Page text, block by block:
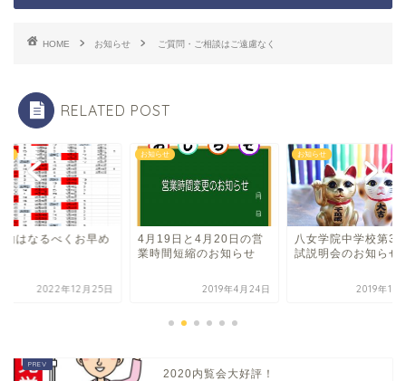
HOME お知らせ ご質問・ご相談はご遠慮なく
RELATED POST
約はなるべくお早め
2022年12月25日
お知らせ
4月19日と4月20日の営
業時間短縮のお知らせ
2019年4月24日
お知らせ
八女学院中学校第3
試説明会のお知らせ
2019年10
2020内覧会大好評！